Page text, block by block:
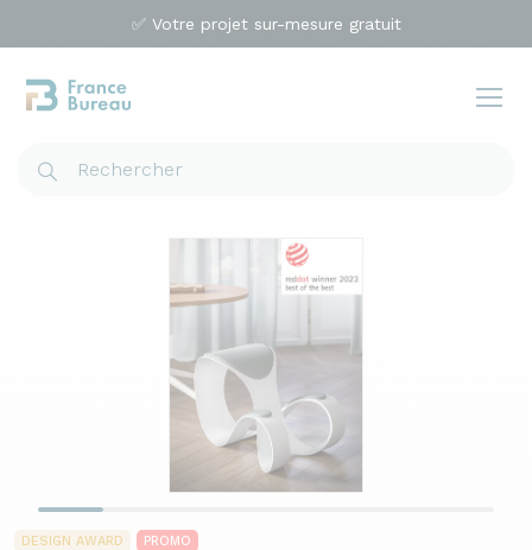
✅ Votre projet sur-mesure gratuit
DESIGN AWARD PROMO